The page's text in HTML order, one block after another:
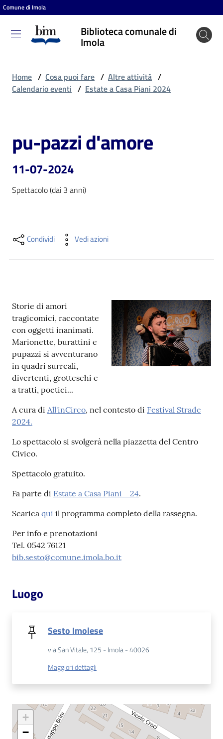
Vai al contenuto
Vai alla navigazione
Vai al footer
Comune di Imola
Biblioteca comunale di
Imola
Biblioteca
comunale
Cosa
puoi
fare
contenuti
Casa
Piani
Archivio
storico
Decentrate
Patto
la
Seguici
su
Catalogo
Eventi
Home / Cosa puoi fare / Altre attività /
Calendario eventi / Estate a Casa Piani 2024
Salta al contenuto
pu-pazzi d'amore
11-07-2024
Spettacolo (dai 3 anni)
Condividi Vedi azioni
Storie di amori
tragicomici, raccontate
con oggetti inanimati.
Marionette, burattini e
pupazzi si avventurano
in quadri surreali,
divertenti, grotteschi e
a tratti, poetici...
A cura di All'inCirco, nel contesto di Festival Strade
2024.
Lo spettacolo si svolgerà nella piazzetta del Centro
Civico.
Spettacolo gratuito.
Fa parte di Estate a Casa Piani _24.
Scarica qui il programma completo della rassegna.
Per info e prenotazioni
Tel. 0542 76121
bib.sesto@comune.imola.bo.it
Luogo
Sesto Imolese
via San Vitale, 125 - Imola - 40026
Maggiori dettagli
+
−